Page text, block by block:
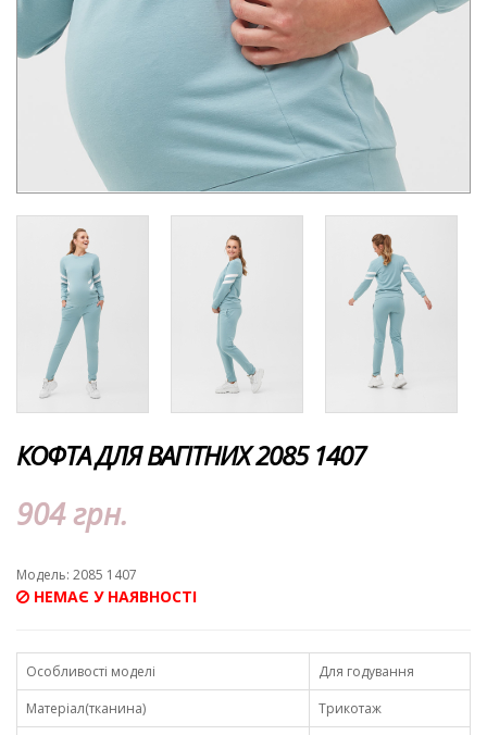
КОФТА ДЛЯ ВАГІТНИХ 2085 1407
904 грн.
Модель: 2085 1407
НЕМАЄ У НАЯВНОСТІ
Особливості моделі
Для годування
Матеріал(тканина)
Трикотаж